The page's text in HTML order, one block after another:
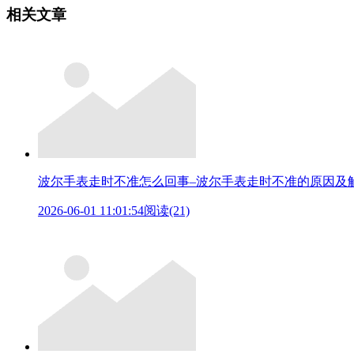
相关文章
波尔手表走时不准怎么回事–波尔手表走时不准的原因及
2026-06-01 11:01:54阅读(21)